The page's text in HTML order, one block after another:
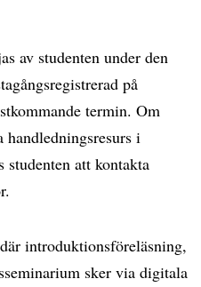
av studenten under den
på
termin. Om
handledningsresurs i
studenten att kontakta
introduktionsföreläsning,
sker via digitala